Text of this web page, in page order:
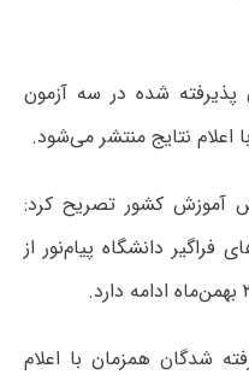
پذیرفته شده در سه آزمون
اعلام نتایج منتشر می‌شود.
آموزش کشور تصریح کرد:
فراگیر دانشگاه پیام‌نور از
شدگان همزمان با اعلام